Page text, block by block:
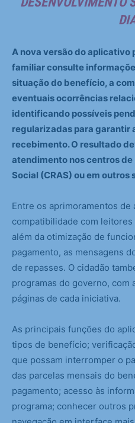
A nova versão do aplicativo
familiar consulte
situação do benefício, a
eventuais ocorrências
identificando possíveis
regularizadas para garantir
recebimento. O resultado
atendimento nos centros
Social (CRAS) ou em
Entre os aprimoramentos de
compatibilidade com leitores
além da otimização de
pagamento, as mensagens
de repasses. O cidadão
programas do governo, com
páginas de cada iniciativa.
As principais funções do
tipos de benefício;
que possam interromper o
das parcelas mensais do
pagamento; acesso às
programa; conhecer outros